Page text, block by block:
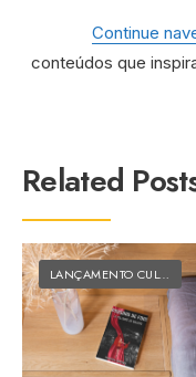
Continue
conteúdos que
Related
LANÇAMENTO CULTURAL